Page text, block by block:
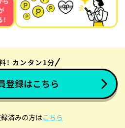
! カンタン1分
登録はこちら
済みの方はこちら